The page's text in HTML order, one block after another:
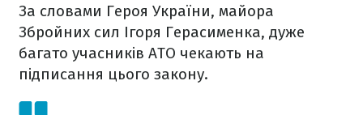
За словами Героя України, майора
Збройних сил Ігоря Герасименка, дуже
багато учасників АТО чекають на
підписання цього закону.